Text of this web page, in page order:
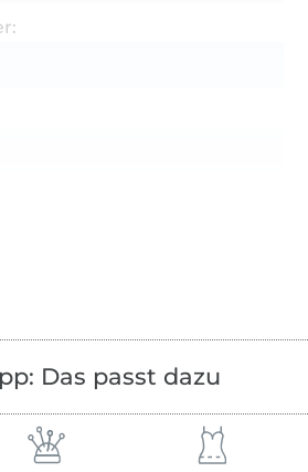
Das passt dazu